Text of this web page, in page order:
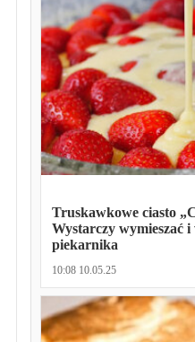
Truskawkowe ciasto
Wystarczy wymieszać
piekarnika
10:08 10.05.25